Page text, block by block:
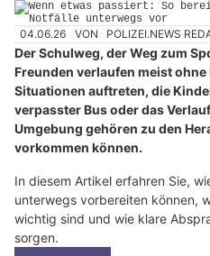
04.06.26 VON POLIZEI.NEWS
Der Schulweg, der Weg zum
Freunden verlaufen meist
Situationen auftreten, die
verpasster Bus oder das
Umgebung gehören zu den
vorkommen können.
In diesem Artikel erfahren Sie,
unterwegs vorbereiten können,
wichtig sind und wie klare
sorgen.